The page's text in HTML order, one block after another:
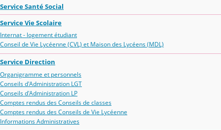
Service Santé Social
Service Vie Scolaire
Internat - logement étudiant
Conseil de Vie Lycéenne (CVL) et Maison des Lycéens (MDL)
Service Direction
Organigramme et personnels
Conseils d'Administration LGT
Conseils d'Administration LP
Comptes rendus des Conseils de classes
Comptes rendus des Conseils de Vie Lycéenne
Informations Administratives